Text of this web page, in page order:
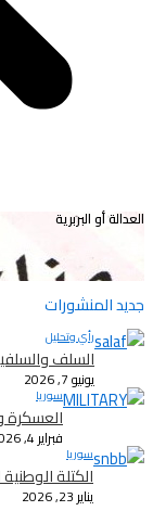
العدالة أو البربرية
جديد المنشورات
رأي وتحليل
السلف
يونيو 7, 2026
سوريا
العسكرة
فبراير 4, 2026
سوريا
الكتلة
يناير 23, 2026